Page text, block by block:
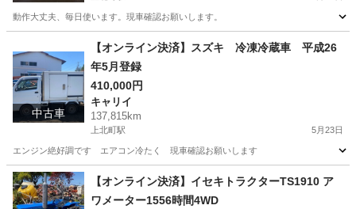
動作大丈夫、毎日使います。現車確認お願いします。
上北町駅 その他
中古車
【オンライン決済】スズキ 冷凍冷蔵車 平成26
年5月登録
410,000円
キャリイ
137,815km
上北町駅 5月23日
エンジン絶好調です エアコン冷たく 現車確認お願いします
青森 十和田市 上北町駅 キャリイ エンジン
【オンライン決済】イセキトラクターTS1910 ア
ワメーター1556時間4WD